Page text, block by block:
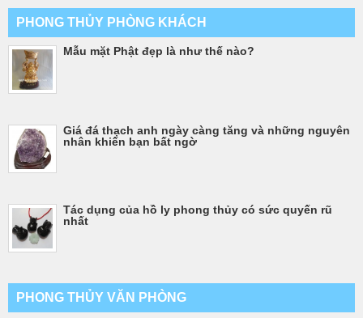
PHONG THỦY PHÒNG KHÁCH
Mẫu mặt Phật đẹp là như thế nào?
Giá đá thạch anh ngày càng tăng và những nguyên
nhân khiến bạn bất ngờ
Tác dụng của hồ ly phong thủy có sức quyến rũ
nhất
PHONG THỦY VĂN PHÒNG